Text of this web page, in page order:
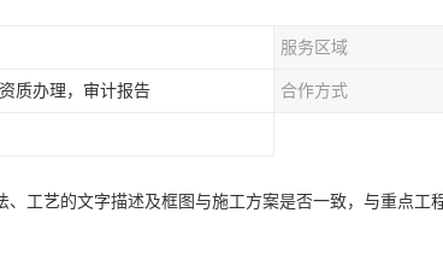
服务区域
质办理，审计报告 合作方式
、工艺的文字描述及框图与施工方案是否一致，与重点工